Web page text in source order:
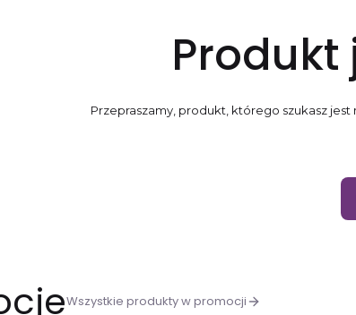
Przepraszamy, produkt, którego szukasz
Wszystkie produkty w promocji